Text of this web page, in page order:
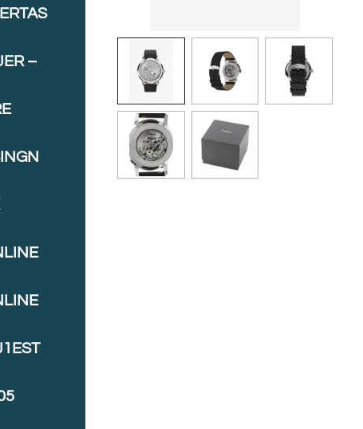
–